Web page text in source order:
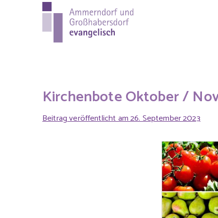
Evang.-Luth.
Kirchenbote Oktober /
Beitrag veröffentlicht am26. September 2023